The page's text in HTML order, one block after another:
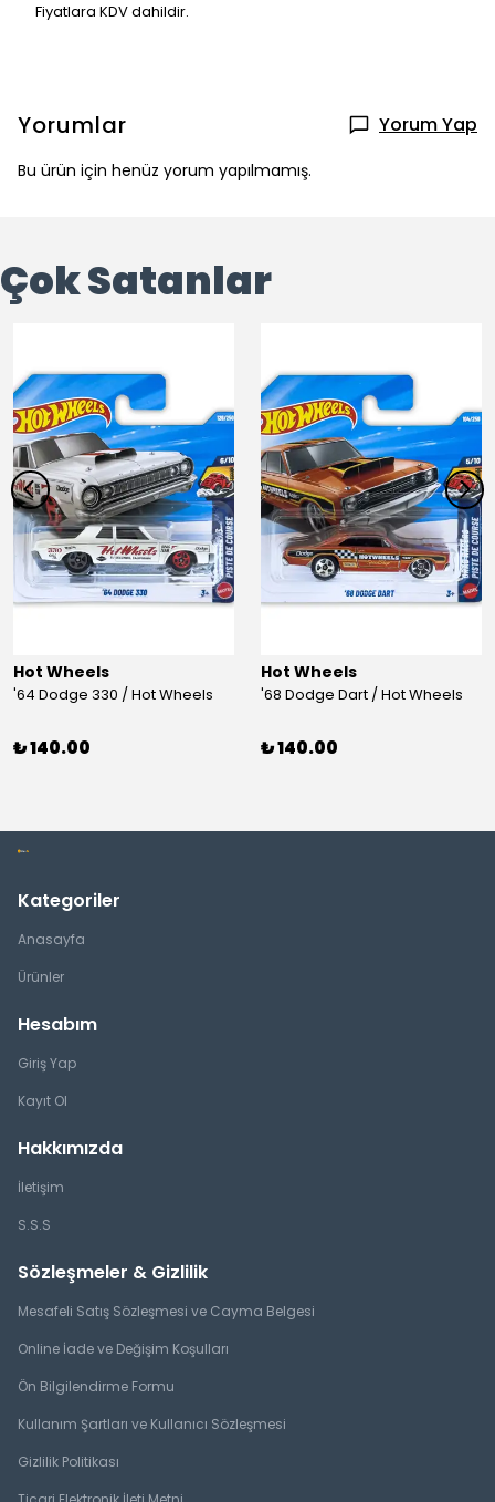
Fiyatlara KDV dahildir.
Yorumlar Yorum Yap
Bu ürün için henüz yorum yapılmamış.
Çok Satanlar
Hot Wheels
'64 Dodge 330 / Hot Wheels
₺ 140.00
Hot Wheels
'68 Dodge Dart / Hot Wheels
₺ 140.00
Kategoriler
Anasayfa
Ürünler
Hesabım
Giriş Yap
Kayıt Ol
Hakkımızda
İletişim
S.S.S
Sözleşmeler & Gizlilik
Mesafeli Satış Sözleşmesi ve Cayma Belgesi
Online İade ve Değişim Koşulları
Ön Bilgilendirme Formu
Kullanım Şartları ve Kullanıcı Sözleşmesi
Gizlilik Politikası